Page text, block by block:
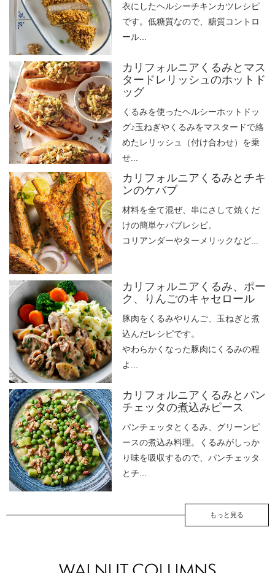
衣にしたヘルシーチキンカツレシピ
です。低糖質なので、糖質コントロ
ール...
カリフォルニアくるみとマス
タードレリッシュのホットド
ッグ
くるみを使ったヘルシーホットドッ
グ♪玉ねぎやくるみをマスタードで絡
めたレリッシュ（付け合わせ）を乗
せ...
カリフォルニアくるみとチキ
ンのケバブ
材料を全て混ぜ、串にさして焼くだ
けの簡単ケバブレシピ。
コリアンダーやターメリックなど...
カリフォルニアくるみ、ポー
ク、りんごのキャセロール
豚肉をくるみやりんご、玉ねぎと煮
込んだレシピです。
やわらかくなった豚肉にくるみの程
よ...
カリフォルニアくるみとパン
チェッタの煮込みピース
パンチェッタとくるみ、グリーンピ
ースの煮込み料理。くるみがしっか
り味を吸収するので、パンチェッタ
とチ...
もっと見る